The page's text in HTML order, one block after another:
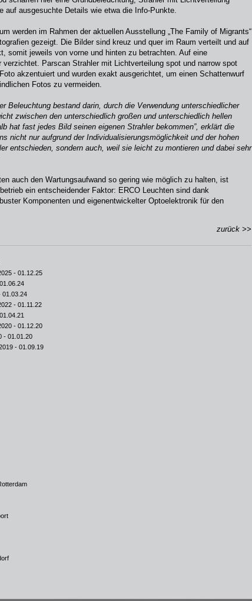
auf ausgesuchte Details wie etwa die Info-Punkte.
werden im Rahmen der aktuellen Ausstellung „The Family of Migrants“
gezeigt. Die Bilder sind kreuz und quer im Raum verteilt und auf
somit jeweils von vorne und hinten zu betrachten. Auf eine
verzichtet. Parscan Strahler mit Lichtverteilung spot und narrow spot
akzentuiert und wurden exakt ausgerichtet, um einen Schattenwurf
Fotos zu vermeiden.
Beleuchtung bestand darin, durch die Verwendung unterschiedlicher
zwischen den unterschiedlich großen und unterschiedlich hellen
hat fast jedes Bild seinen eigenen Strahler bekommen”, erklärt die
nicht nur aufgrund der Individualisierungsmöglichkeit und der hohen
entschieden, sondern auch, weil sie leicht zu montieren und dabei sehr
auch den Wartungsaufwand so gering wie möglich zu halten, ist
ein entscheidender Faktor: ERCO Leuchten sind dank
Komponenten und eigenentwickelter Optoelektronik für den
zurück >>
- 01.12.25
01.03.24
- 01.11.22
- 01.12.20
- 01.01.20
- 01.09.19